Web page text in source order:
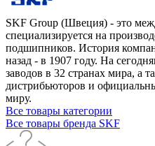
SKF Group (Швеция) - это
специализируется на
подшипников. История
назад - в 1907 году. На
заводов в 32 странах мира, а
дистрибьюторов и
миру.
Все товары категории
Все товары бренда SKF